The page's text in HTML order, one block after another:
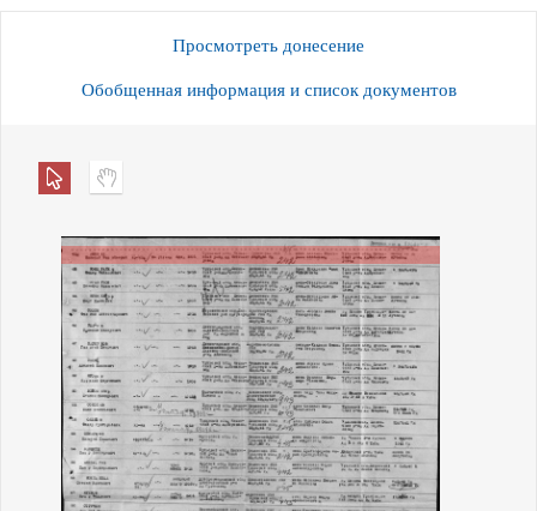
Просмотреть донесение
Обобщенная информация и список документов